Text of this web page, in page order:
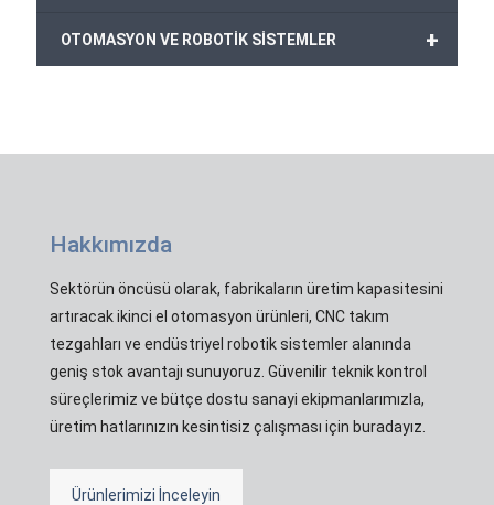
+
OTOMASYON VE ROBOTİK SİSTEMLER
Hakkımızda
Sektörün öncüsü olarak, fabrikaların üretim kapasitesini
artıracak ikinci el otomasyon ürünleri, CNC takım
tezgahları ve endüstriyel robotik sistemler alanında
geniş stok avantajı sunuyoruz. Güvenilir teknik kontrol
süreçlerimiz ve bütçe dostu sanayi ekipmanlarımızla,
üretim hatlarınızın kesintisiz çalışması için buradayız.
Ürünlerimizi İnceleyin